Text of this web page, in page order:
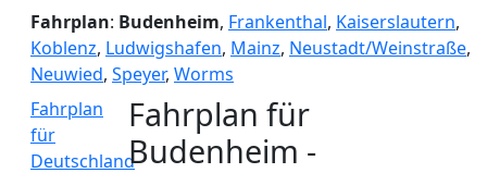
Fahrplan: Budenheim, Frankenthal, Kaiserslautern,
Koblenz, Ludwigshafen, Mainz, Neustadt/Weinstraße,
Neuwied, Speyer, Worms
Fahrplan
für
Deutschland
Fahrplan für
Budenheim -